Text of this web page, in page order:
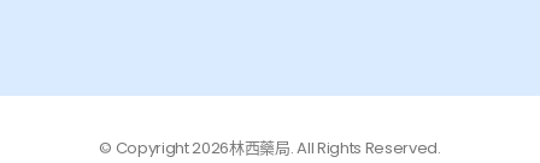
© Copyright 2026林西藥局. All Rights Reserved.